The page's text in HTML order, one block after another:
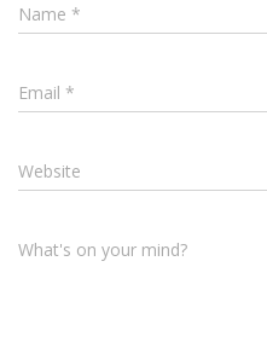
Name *
Email *
Website
What's on your mind?